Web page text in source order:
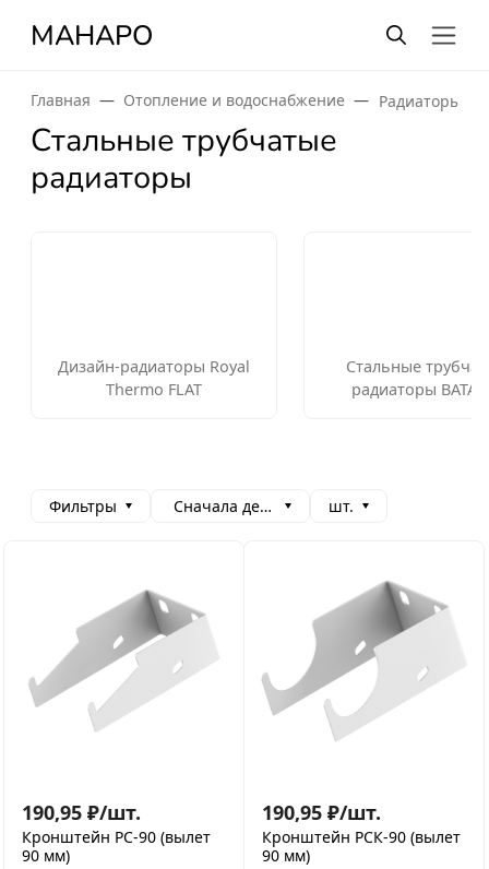
МАНАРО
Главная Отопление и водоснабжение Радиаторы
Стальные трубчатые
радиаторы
Дизайн-радиаторы Royal
Thermo FLAT
Стальные
радиаторы
Фильтры Сначала дешевые шт.
190,95 ₽/шт.
Кронштейн РС-90 (вылет
90 мм)
190,95 ₽/шт.
Кронштейн РСК-90 (вылет
90 мм)